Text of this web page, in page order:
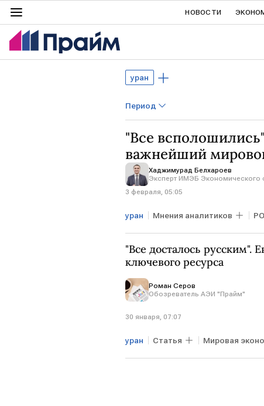
НОВОСТИ
уран
Период
"Все
важнейший
Хаджимурад Белхароев
Эксперт ИМЭБ Экономического
3 февраля, 05:05
уран Мнения аналитиков
ЗАПАД ЕВРОПА
"Все досталось русским".
ключевого ресурса
Роман Серов
Обозреватель АЭИ "Прайм"
30 января, 07:07
уран Статья Мировая
поставки урана обогащение